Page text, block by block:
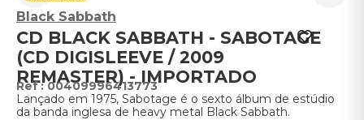
Black Sabbath
CD BLACK SABBATH - SABOTAGE
(CD DIGISLEEVE / 2009
REMASTER) - IMPORTADO
:00409996413773
Lançado em 1975, Sabotage é o sexto álbum de estúdio
da banda inglesa de heavy metal Black Sabbath.